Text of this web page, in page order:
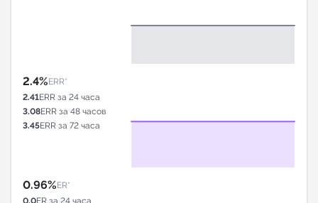
2.4%ERR*
2.41ERR за 24 часа
3.08ERR за 48 часов
3.45ERR за 72 часа
0.96%ER*
0.0ER за 24 часа